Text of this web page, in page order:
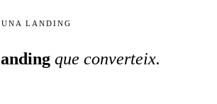
LANDING
que converteix.